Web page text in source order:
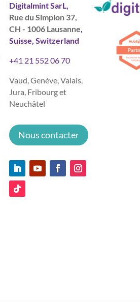
Digitalmint SarL,
Rue du Simplon 37,
CH - 1006 Lausanne,
Suisse, Switzerland
+41 21 552 06 70
Vaud, Genève, Valais,
Jura, Fribourg et
Neuchâtel
Nous contacter